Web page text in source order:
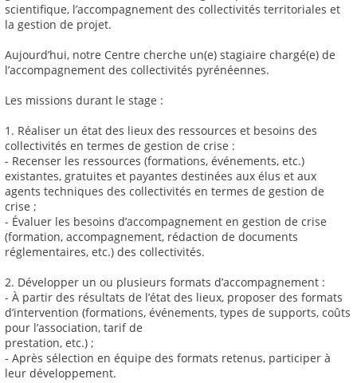
scientifique, l’accompagnement des collectivités territoriales et
la gestion de projet.
Aujourd’hui, notre Centre cherche un(e) stagiaire chargé(e) de
l’accompagnement des collectivités pyrénéennes.
Les missions durant le stage :
1. Réaliser un état des lieux des ressources et besoins des
collectivités en termes de gestion de crise :
- Recenser les ressources (formations, événements, etc.)
existantes, gratuites et payantes destinées aux élus et aux
agents techniques des collectivités en termes de gestion de
crise ;
- Évaluer les besoins d’accompagnement en gestion de crise
(formation, accompagnement, rédaction de documents
réglementaires, etc.) des collectivités.
2. Développer un ou plusieurs formats d’accompagnement :
- À partir des résultats de l’état des lieux, proposer des formats
d’intervention (formations, événements, types de supports, coûts
pour l’association, tarif de
prestation, etc.) ;
- Après sélection en équipe des formats retenus, participer à
leur développement.